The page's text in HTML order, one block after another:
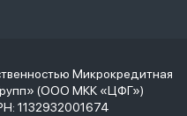
Микрокредитная
(ООО МКК «ЦФГ»)
1132932001674